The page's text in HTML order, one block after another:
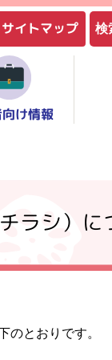
サイトマップ 検
け情報
ラシ）に
のとおりです。